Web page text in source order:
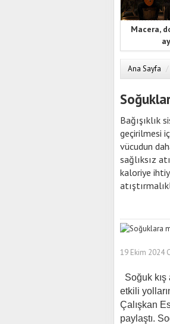
Macera,
Ana Sayfa /
Bağışıklık
geçirilmesi
vücudun
sağlıksız
kaloriye
19 Ekim 2024
Soğuk kış
etkili
Çalışkan
paylaştı.